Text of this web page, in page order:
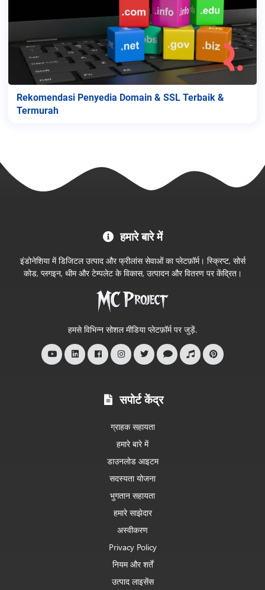
Rekomendasi Penyedia Domain & SSL Terbaik &
Termurah
आधिकारिक
हमारे बारे में
इंडोनेशिया में डिजिटल उत्पाद और फ्रीलांस सेवाओं का प्लेटफ़ॉर्म। स्क्रिप्ट, सोर्स
कोड, प्लगइन, थीम और टेम्पलेट के विकास, उत्पादन और वितरण पर केंद्रित।
हमसे विभिन्न सोशल मीडिया प्लेटफ़ॉर्म पर जुड़ें.
सपोर्ट केंद्र
ग्राहक सहायता
हमारे बारे में
डाउनलोड आइटम
सदस्यता योजना
भुगतान सहायता
हमारे साझेदार
अस्वीकरण
Privacy Policy
नियम और शर्तें
उत्पाद लाइसेंस